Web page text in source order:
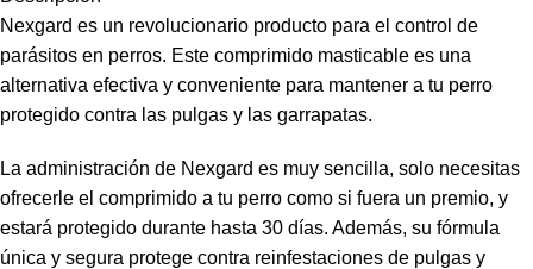
Nexgard es un revolucionario producto para el control de
parásitos en perros. Este comprimido masticable es una
alternativa efectiva y conveniente para mantener a tu perro
protegido contra las pulgas y las garrapatas.
La administración de Nexgard es muy sencilla, solo necesitas
ofrecerle el comprimido a tu perro como si fuera un premio, y
estará protegido durante hasta 30 días. Además, su fórmula
única y segura protege contra reinfestaciones de pulgas y